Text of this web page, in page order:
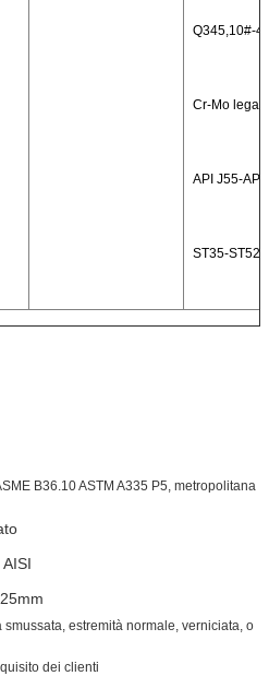
Q345,10#-
Cr-Mo lega,
API J55-API
ST35-ST52,
B36.10 ASTM A335 P5, metropolitana
estremità normale, verniciata, o
dei clienti